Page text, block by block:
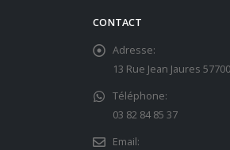
CONTACT
Adresse:
13 Rue Jean Jaures
Téléphone:
03 82 84 85 37‬
Email: